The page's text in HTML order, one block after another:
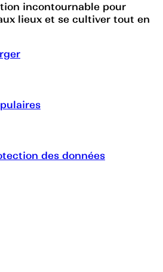
incontournable pour
lieux et se cultiver tout en
des données